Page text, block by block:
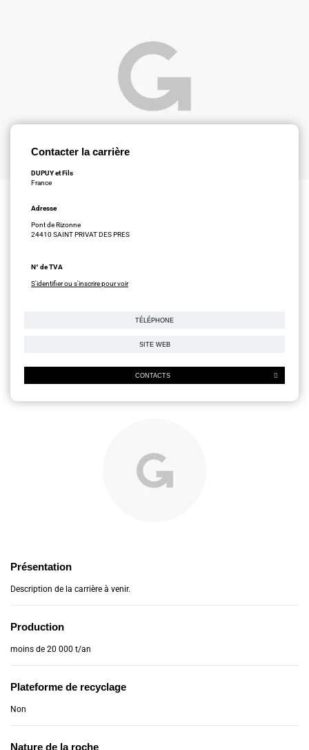
Contacter la carrière
DUPUY et Fils
France
Adresse
Pont de Rizonne
24410 SAINT PRIVAT DES PRES
N° de TVA
S'identifier ou s'inscrire pour voir
TÉLÉPHONE
SITE WEB
CONTACTS
Présentation
Description de la carrière à venir.
Production
moins de 20 000 t/an
Plateforme de recyclage
Non
Nature de la roche